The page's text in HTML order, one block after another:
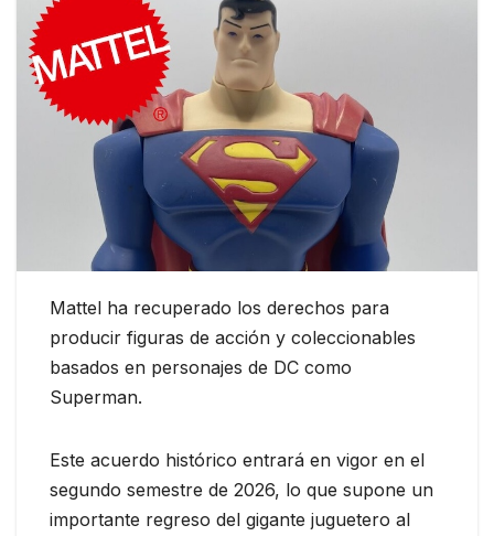
Mattel ha recuperado los derechos para
producir figuras de acción y coleccionables
basados en personajes de DC como
Superman.
Este acuerdo histórico entrará en vigor en el
segundo semestre de 2026, lo que supone un
importante regreso del gigante juguetero al